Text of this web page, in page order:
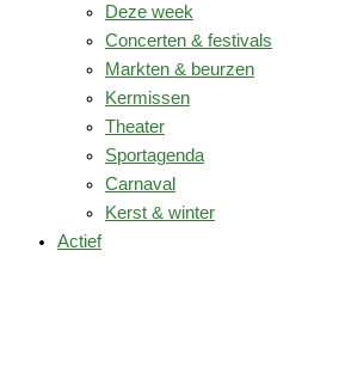
Deze week
Concerten & festivals
Markten & beurzen
Kermissen
Theater
Sportagenda
Carnaval
Kerst & winter
Actief